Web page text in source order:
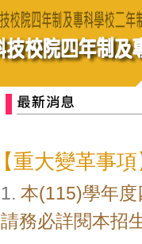
【重大變革事
1. 本(115)學年
請務必詳閱本招